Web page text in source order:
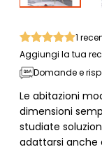
1
Aggiungi la tua
Domande e
Le abitazioni
dimensioni
studiate
adattarsi anche